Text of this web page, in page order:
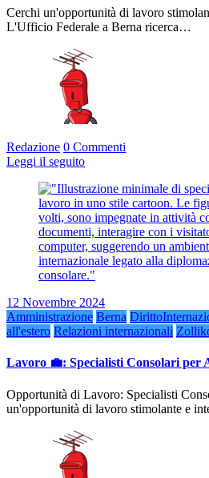
Cerchi un'opportunità di lavoro
L'Ufficio Federale a Berna ricerca…
Redazione 0 Commenti
Leggi il seguito
12 Novembre 2024
Amministrazione Berna
all'estero Relazioni internazionali
Lavoro 💼: Specialisti Consolari
Opportunità di Lavoro: Specialisti
un'opportunità di lavoro stimolante e